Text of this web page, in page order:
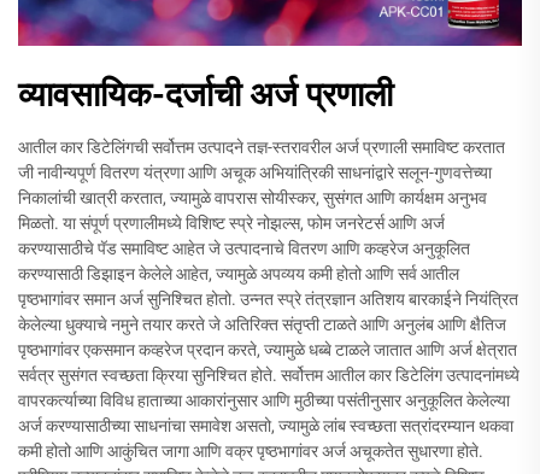
व्यावसायिक-दर्जाची अर्ज प्रणाली
आतील कार डिटेलिंगची सर्वोत्तम उत्पादने तज्ञ-स्तरावरील अर्ज प्रणाली समाविष्ट करतात
जी नावीन्यपूर्ण वितरण यंत्रणा आणि अचूक अभियांत्रिकी साधनांद्वारे सलून-गुणवत्तेच्या
निकालांची खात्री करतात, ज्यामुळे वापरास सोयीस्कर, सुसंगत आणि कार्यक्षम अनुभव
मिळतो. या संपूर्ण प्रणालीमध्ये विशिष्ट स्प्रे नोझल्स, फोम जनरेटर्स आणि अर्ज
करण्यासाठीचे पॅड समाविष्ट आहेत जे उत्पादनाचे वितरण आणि कव्हरेज अनुकूलित
करण्यासाठी डिझाइन केलेले आहेत, ज्यामुळे अपव्यय कमी होतो आणि सर्व आतील
पृष्ठभागांवर समान अर्ज सुनिश्चित होतो. उन्नत स्प्रे तंत्रज्ञान अतिशय बारकाईने नियंत्रित
केलेल्या धुक्याचे नमुने तयार करते जे अतिरिक्त संतृप्ती टाळते आणि अनुलंब आणि क्षैतिज
पृष्ठभागांवर एकसमान कव्हरेज प्रदान करते, ज्यामुळे धब्बे टाळले जातात आणि अर्ज क्षेत्रात
सर्वत्र सुसंगत स्वच्छता क्रिया सुनिश्चित होते. सर्वोत्तम आतील कार डिटेलिंग उत्पादनांमध्ये
वापरकर्त्याच्या विविध हाताच्या आकारांनुसार आणि मुठीच्या पसंतीनुसार अनुकूलित केलेल्या
अर्ज करण्यासाठीच्या साधनांचा समावेश असतो, ज्यामुळे लांब स्वच्छता सत्रांदरम्यान थकवा
कमी होतो आणि आकुंचित जागा आणि वक्र पृष्ठभागांवर अर्ज अचूकतेत सुधारणा होते.